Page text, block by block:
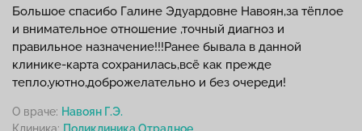
Большое спасибо Галине Эдуардовне Навоян,за тёплое
и внимательное отношение ,точный диагноз и
правильное назначение!!!Ранее бывала в данной
клинике-карта сохранилась,всё как прежде
тепло,уютно,доброжелательно и без очереди!
О враче: Навоян Г.Э.